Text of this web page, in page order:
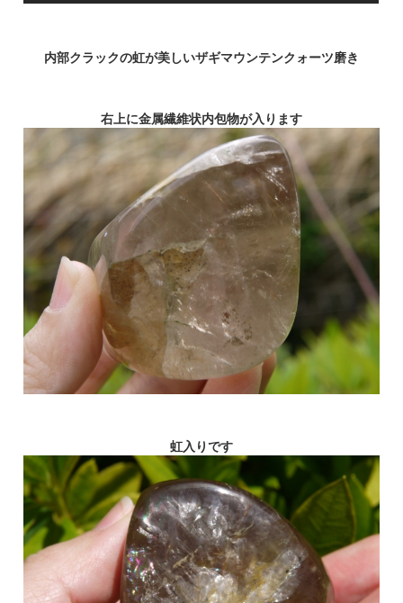
内部クラックの虹が美しいザギマウンテンクォーツ磨き
右上に金属繊維状内包物が入ります
虹入りです